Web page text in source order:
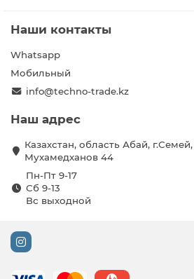
Наши контакты
Whatsapp
Мобильный
info@techno-trade.kz
Наш адрес
Казахстан, область Абай,
Мухамедханов 44
Пн-Пт 9-17
Сб 9-13
Вс выходной